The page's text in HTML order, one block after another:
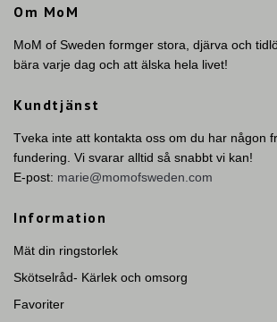
Om MoM
MoM of Sweden formger stora, djärva och
bära varje dag och att älska hela livet!
Kundtjänst
Tveka inte att kontakta oss om du har någon
fundering. Vi svarar alltid så snabbt vi kan!
E-post: marie@momofsweden.com
Information
Mät din ringstorlek
Skötselråd- Kärlek och omsorg
Favoriter